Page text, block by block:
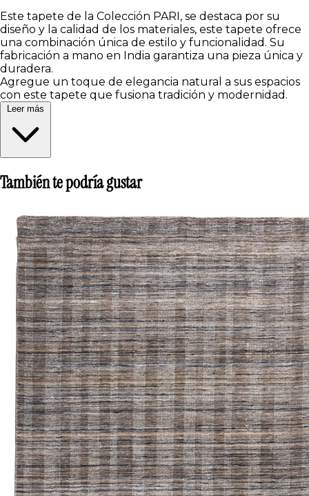
Este tapete de la Colección PARI, se destaca por su
diseño y la calidad de los materiales, este tapete ofrece
una combinación única de estilo y funcionalidad. Su
fabricación a mano en India garantiza una pieza única y
duradera.
Agregue un toque de elegancia natural a sus espacios
con este tapete que fusiona tradición y modernidad.
Leer más
También te podría gustar